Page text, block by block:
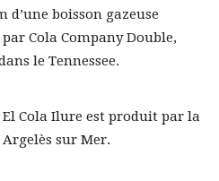
d’une boisson gazeuse
Cola Company Double,
le Tennessee.
Cola Ilure est produit par la
Argelès sur Mer.